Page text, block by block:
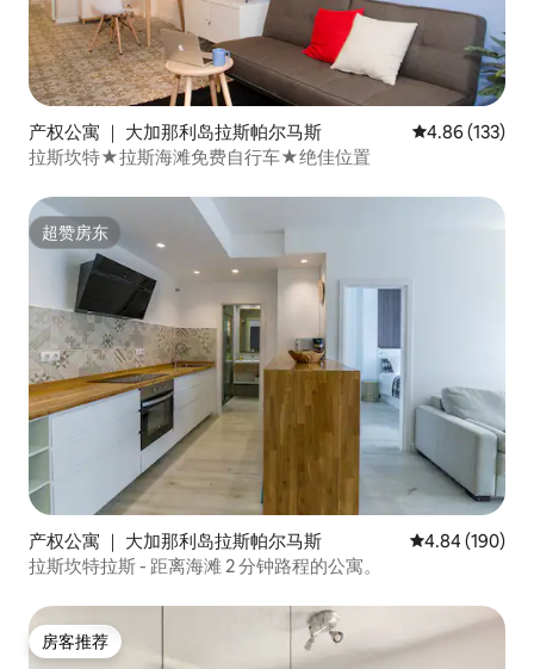
产权公寓 ｜ 大加那利岛拉斯帕尔马斯 平均评分 4.86
4.86 (133)
拉斯坎特★拉斯海滩免费自行车★绝佳位置
超赞房东
超赞房东
产权公寓 ｜ 大加那利岛拉斯帕尔马斯 平均评分 4.84
4.84 (190)
拉斯坎特拉斯 - 距离海滩 2 分钟路程的公寓。
房客推荐
房客推荐